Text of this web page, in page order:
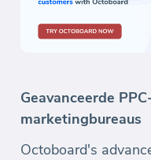
Geavanceerde
marketingbureaus
Octoboard's